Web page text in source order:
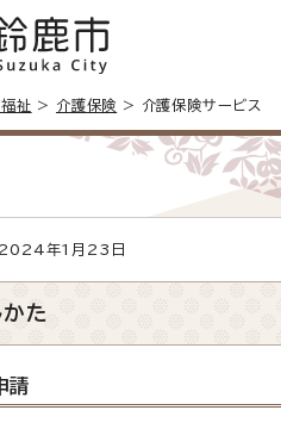
福祉 > 介護保険 > 介護保険サービス
年1月23日
た
請